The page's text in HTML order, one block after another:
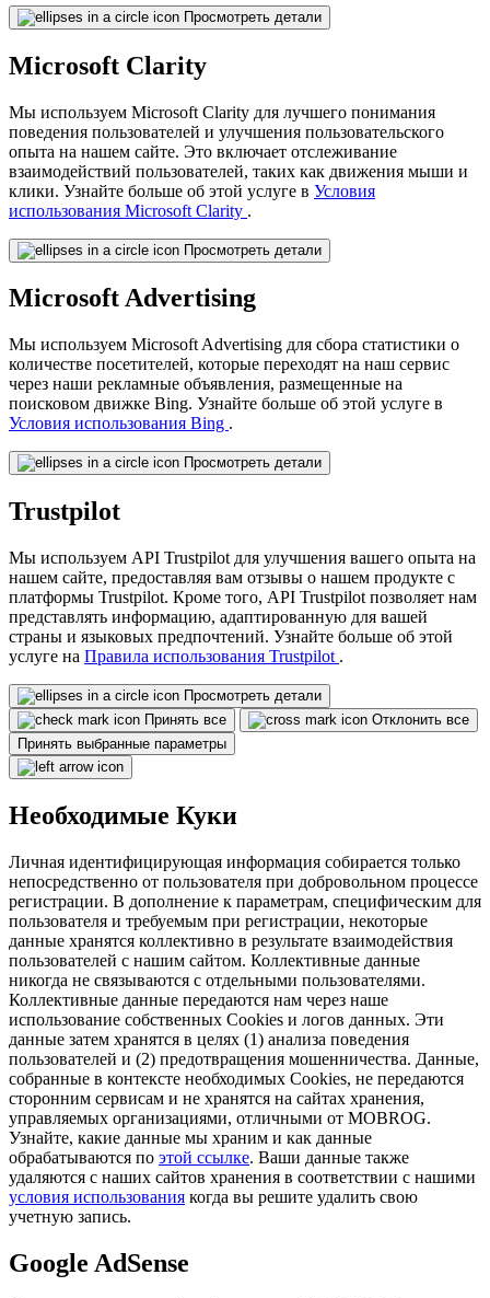
Просмотреть детали
Microsoft Clarity
Мы используем Microsoft Clarity для лучшего понимания
поведения пользователей и улучшения пользовательского
опыта на нашем сайте. Это включает отслеживание
взаимодействий пользователей, таких как движения мыши и
клики. Узнайте больше об этой услуге в Условия
использования Microsoft Clarity .
Просмотреть детали
Microsoft Advertising
Мы используем Microsoft Advertising для сбора статистики о
количестве посетителей, которые переходят на наш сервис
через наши рекламные объявления, размещенные на
поисковом движке Bing. Узнайте больше об этой услуге в
Условия использования Bing .
Просмотреть детали
Trustpilot
Мы используем API Trustpilot для улучшения вашего опыта на
нашем сайте, предоставляя вам отзывы о нашем продукте с
платформы Trustpilot. Кроме того, API Trustpilot позволяет нам
представлять информацию, адаптированную для вашей
страны и языковых предпочтений. Узнайте больше об этой
услуге на Правила использования Trustpilot .
Просмотреть детали
Принять все
Отклонить все
Принять выбранные параметры
Необходимые Куки
Личная идентифицирующая информация собирается только
непосредственно от пользователя при добровольном процессе
регистрации. В дополнение к параметрам, специфическим для
пользователя и требуемым при регистрации, некоторые
данные хранятся коллективно в результате взаимодействия
пользователей с нашим сайтом. Коллективные данные
никогда не связываются с отдельными пользователями.
Коллективные данные передаются нам через наше
использование собственных Cookies и логов данных. Эти
данные затем хранятся в целях (1) анализа поведения
пользователей и (2) предотвращения мошенничества. Данные,
собранные в контексте необходимых Cookies, не передаются
сторонним сервисам и не хранятся на сайтах хранения,
управляемых организациями, отличными от MOBROG.
Узнайте, какие данные мы храним и как данные
обрабатываются по этой ссылке. Ваши данные также
удаляются с наших сайтов хранения в соответствии с нашими
условия использования когда вы решите удалить свою
учетную запись.
Google AdSense